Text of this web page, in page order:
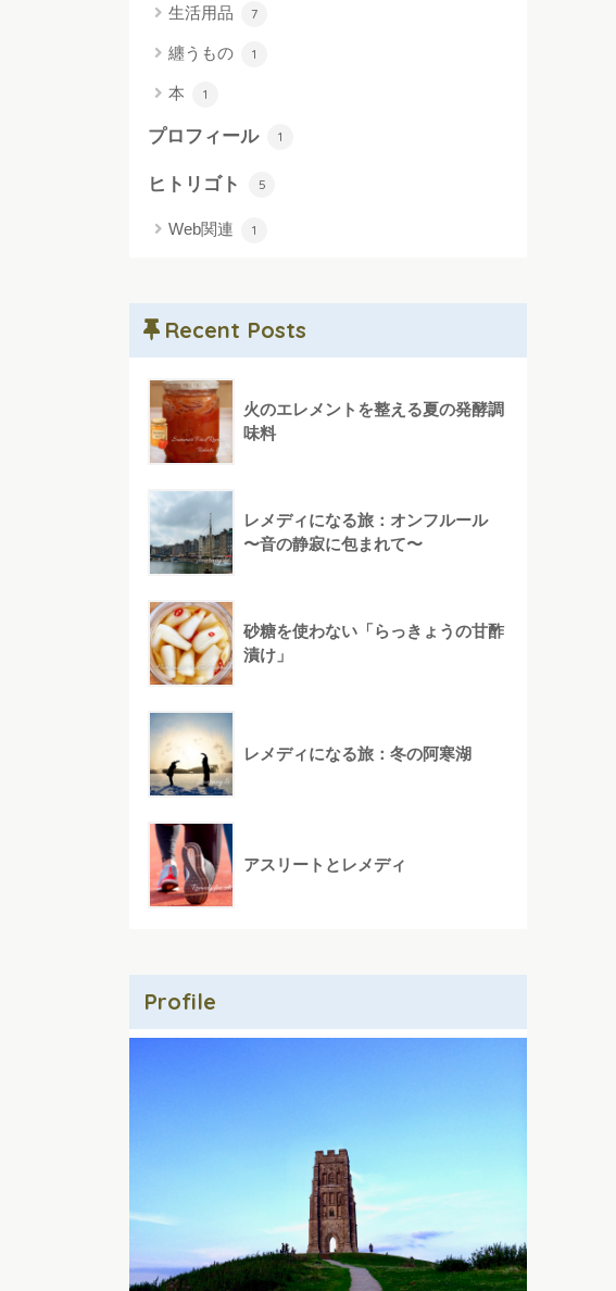
生活用品 7
纏うもの 1
本 1
プロフィール 1
ヒトリゴト 5
Web関連 1
Recent Posts
火のエレメントを整える夏の発酵調
味料
レメディになる旅：オンフルール
〜音の静寂に包まれて〜
砂糖を使わない「らっきょうの甘酢
漬け」
レメディになる旅：冬の阿寒湖
アスリートとレメディ
Profile